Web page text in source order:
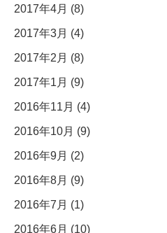
2017年4月 (8)
2017年3月 (4)
2017年2月 (8)
2017年1月 (9)
2016年11月 (4)
2016年10月 (9)
2016年9月 (2)
2016年8月 (9)
2016年7月 (1)
2016年6月 (10)